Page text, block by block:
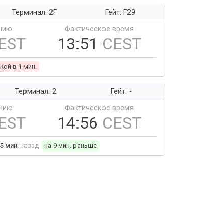
Терминал: 2F
Гейт: F29
Фактическое время
13:51 CEST
в 1 мин.
Терминал: 2
Гейт: -
Фактическое время
14:56 CEST
мин. назад на 9 мин. раньше